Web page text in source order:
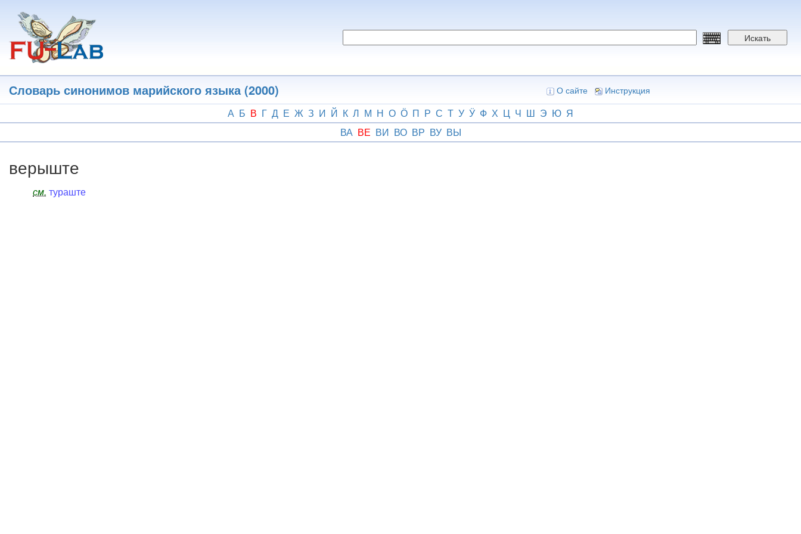
основному
содержанию
Искать
Словарь синонимов марийского языка (2000) О сайте Инструкция
А Б В Г Д Е Ж З И Й К Л М Н О Ӧ П Р С Т У Ӱ Ф Х Ц Ч Ш Э Ю Я
ВА ВЕ ВИ ВО ВР ВУ ВЫ
верыште
см. тураште